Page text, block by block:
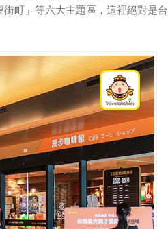
町」等六大主題區，這裡絕對是台